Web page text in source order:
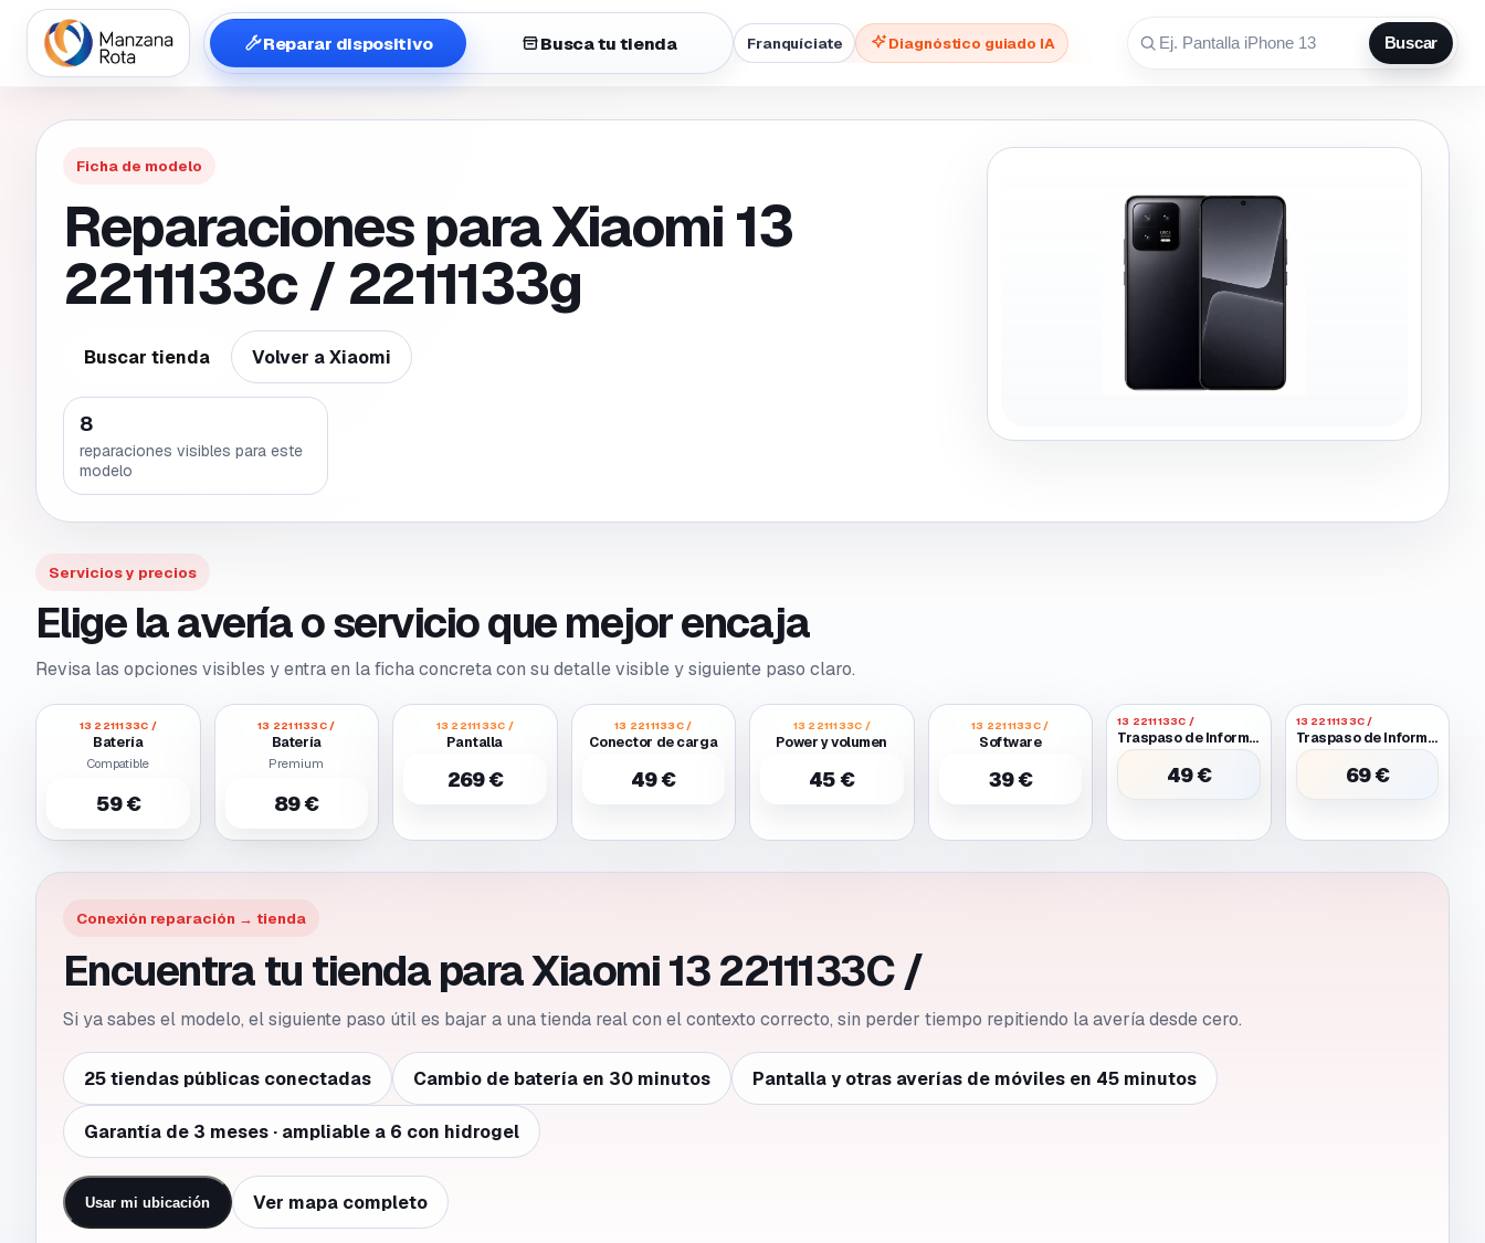
Reparar dispositivo Busca tu tienda Franquíciate Diagnóstico guiado IA Buscar
Ficha de modelo
Reparaciones para Xiaomi 13
2211133c / 2211133g
Buscar tienda Volver aXiaomi
8
reparaciones visibles para este
modelo
Servicios y precios
Elige la avería o servicio que mejor encaja
Revisa las opciones visibles y entra en la ficha concreta con su detalle visible y siguiente paso claro.
13 2211133C /
Batería
Compatible
59 €
13 2211133C /
Batería
Premium
89 €
13 2211133C /
Pantalla
269 €
13 2211133C /
Conector de carga
49 €
13 2211133C /
Power y volumen
45 €
13 2211133C /
Software
39 €
13 2211133C /
Traspaso de Informacion Entre Dos Moviles Funcionales
49 €
13 2211133C /
Traspaso de Informacion Entre Dos Moviles Uno Requiere Batería O Pantalla Provisional para Encender
69 €
Conexión reparación → tienda
Encuentra tu tienda para Xiaomi 13 2211133C /
Si ya sabes el modelo, el siguiente paso útil es bajar a una tienda real con el contexto correcto, sin perder tiempo repitiendo la avería desde cero.
25 tiendas públicas conectadas Cambio de batería en 30 minutos Pantalla y otras averías de móviles en 45 minutos
Garantía de 3 meses · ampliable a 6 con hidrogel
Usar mi ubicación Ver mapa completo